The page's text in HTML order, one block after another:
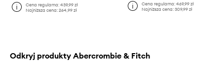
Cena regularna:439,99 zł
Najniższa cena:264,99 zł
Cena regularna: 469,99 zł
Najniższa cena: 309,99 zł
Odkryj produkty Abercrombie & Fitch